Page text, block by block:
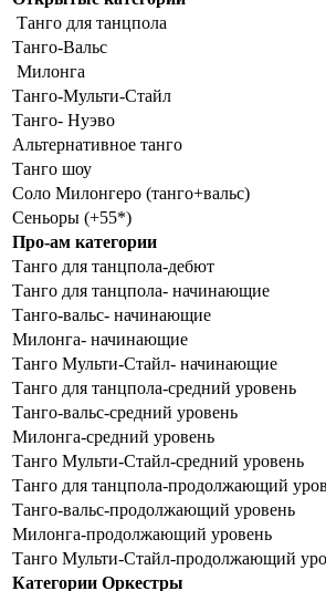
Танго для танцпола
Танго-Вальс
Милонга
Танго-Мульти-Стайл
Танго- Нуэво
Альтернативное танго
Танго шоу
Соло Милонгеро (танго+вальс)
Сеньоры (+55*)
Про-ам категории
Танго для танцпола-дебют
Танго для танцпола- начинающие
Танго-вальс- начинающие
Милонга- начинающие
Танго Мульти-Стайл- начинающие
Танго для танцпола-средний уровень
Танго-вальс-средний уровень
Милонга-средний уровень
Танго Мульти-Стайл-средний уровень
Танго для танцпола-продолжающий
Танго-вальс-продолжающий уровень
Милонга-продолжающий уровень
Танго Мульти-Стайл-продолжающий
Категории Оркестры